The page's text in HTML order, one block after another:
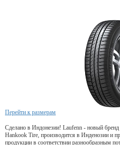
Перейти к размерам
Сделано в Индонезии! Laufenn - новый бренд
Hankook Tire, производится в Инденозии и
продукции в соответствии разнообразным